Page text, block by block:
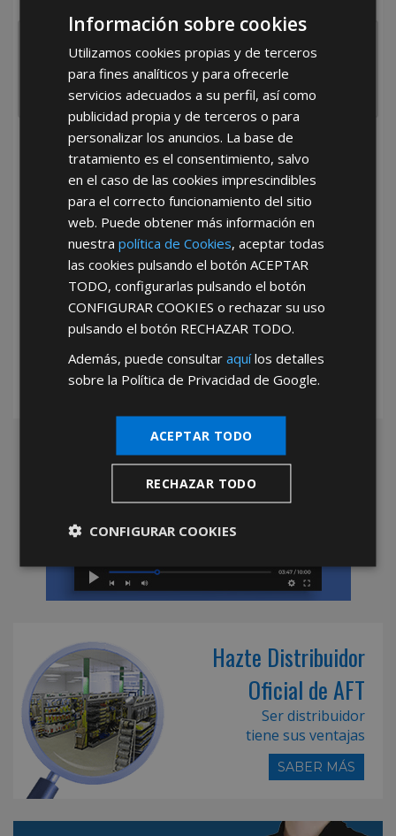
*Abstenerse particulares, sólo venta a tiendas y empresas minoristas y
mayoristas.
Hazte Distribuidor
Oficial de AFT
Ser distribuidor
tiene sus ventajas
SABER MÁS
Información sobre cookies
Utilizamos cookies propias y de terceros
para fines analíticos y para ofrecerle
servicios adecuados a su perfil, así como
publicidad propia y de terceros o para
personalizar los anuncios. La base de
tratamiento es el consentimiento, salvo
en el caso de las cookies imprescindibles
para el correcto funcionamiento del sitio
web. Puede obtener más información en
nuestrapolítica de Cookies, aceptar todas
las cookies pulsando el botónACEPTAR
TODO, configurarlas pulsando el botón
CONFIGURAR COOKIES o rechazar su uso
pulsando el botón RECHAZAR TODO.
Además, puede consultaraquílos detalles
sobre la Política de Privacidad de Google.
ACEPTAR TODO
RECHAZAR TODO
CONFIGURAR COOKIES